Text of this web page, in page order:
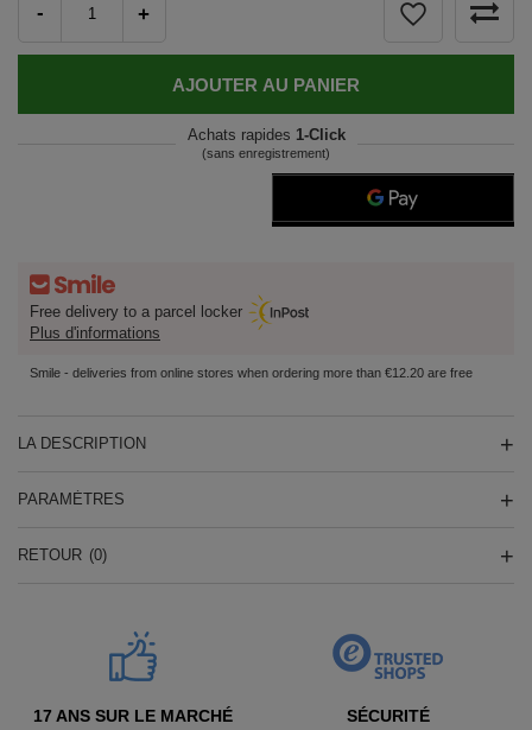
- +
AJOUTER AU PANIER
Achats rapides 1-Click
(sans enregistrement)
Free delivery to a parcel locker
Plus d'informations
Smile - deliveries from online stores when ordering more than €12.20 are free
LA DESCRIPTION
PARAMÈTRES
RETOUR (0)
17 ANS SUR LE MARCHÉ SÉCURITÉ